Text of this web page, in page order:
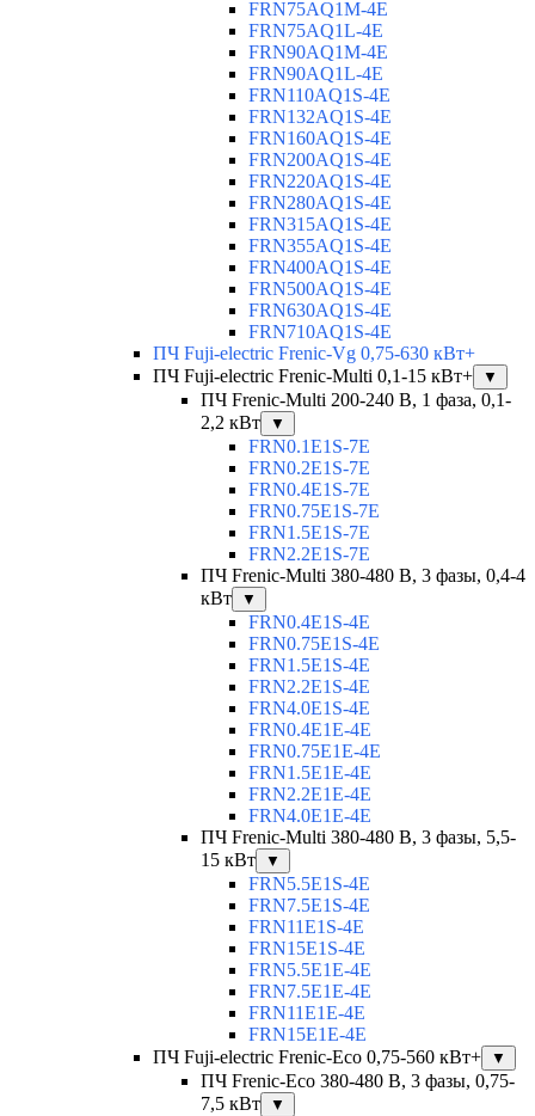
FRN75AQ1M-4E
FRN75AQ1L-4E
FRN90AQ1M-4E
FRN90AQ1L-4E
FRN110AQ1S-4E
FRN132AQ1S-4E
FRN160AQ1S-4E
FRN200AQ1S-4E
FRN220AQ1S-4E
FRN280AQ1S-4E
FRN315AQ1S-4E
FRN355AQ1S-4E
FRN400AQ1S-4E
FRN500AQ1S-4E
FRN630AQ1S-4E
FRN710AQ1S-4E
ПЧ Fuji-electric Frenic-Vg 0,75-630 кВт+
ПЧ Fuji-electric Frenic-Multi 0,1-15 кВт+
▼
ПЧ Frenic-Multi 200-240 В, 1 фаза, 0,1-
2,2 кВт
▼
FRN0.1E1S-7E
FRN0.2E1S-7E
FRN0.4E1S-7E
FRN0.75E1S-7E
FRN1.5E1S-7E
FRN2.2E1S-7E
ПЧ Frenic-Multi 380-480 В, 3 фазы, 0,4-4
кВт
▼
FRN0.4E1S-4E
FRN0.75E1S-4E
FRN1.5E1S-4E
FRN2.2E1S-4E
FRN4.0E1S-4E
FRN0.4E1E-4E
FRN0.75E1E-4E
FRN1.5E1E-4E
FRN2.2E1E-4E
FRN4.0E1E-4E
ПЧ Frenic-Multi 380-480 В, 3 фазы, 5,5-
15 кВт
▼
FRN5.5E1S-4E
FRN7.5E1S-4E
FRN11E1S-4E
FRN15E1S-4E
FRN5.5E1E-4E
FRN7.5E1E-4E
FRN11E1E-4E
FRN15E1E-4E
ПЧ Fuji-electric Frenic-Eco 0,75-560 кВт+
▼
ПЧ Frenic-Eco 380-480 В, 3 фазы, 0,75-
7,5 кВт
▼